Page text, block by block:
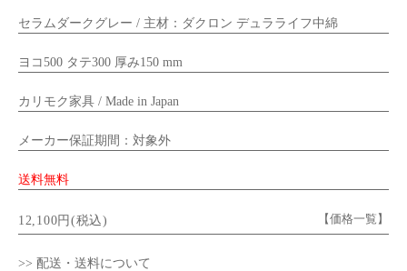
セラムダークグレー / 主材：ダクロン デュラライフ中綿
ヨコ500 タテ300 厚み150 mm
カリモク家具 / Made in Japan
メーカー保証期間：対象外
送料無料
12,100円(税込) 【価格一覧】
>> 配送・送料について